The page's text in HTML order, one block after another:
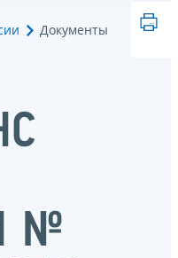
Документы
№